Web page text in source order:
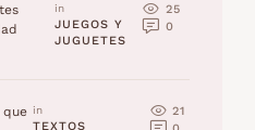
in
JUEGOS Y
JUGUETES
25
0
que in
TEXTOS
21